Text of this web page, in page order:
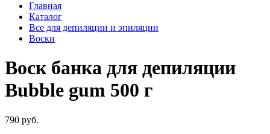
Главная
Каталог
Все для депиляции и эпиляции
Воски
Воск банка для депиляции
Bubble gum 500 г
790 руб.